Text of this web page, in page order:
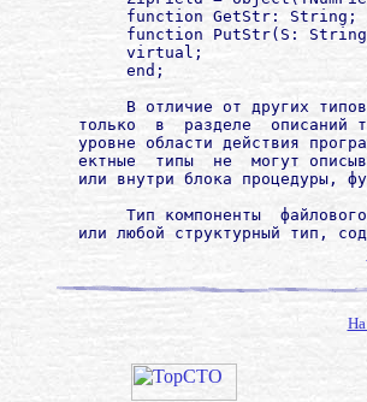
function GetStr: String;
function PutStr(S:
             virtual;
             end;
В отличие от других
только  в  разделе  описаний
уровне области действия
ектные  типы  не  могут
или внутри блока процедуры,
Тип компоненты